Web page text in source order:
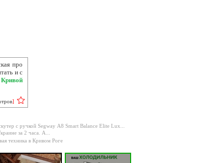
про
и с
Кривой
]
с ручкой Segway А8 Smart Balance Elite Lux...
за 2 часа. А...
техника в Кривом Роге